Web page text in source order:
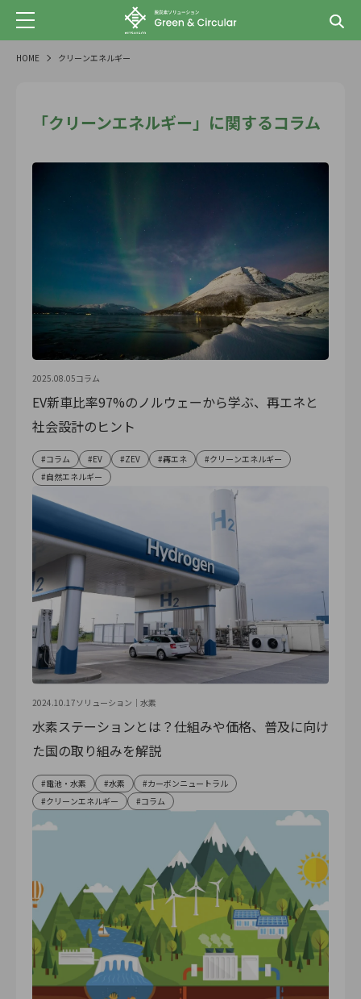
HOME クリーンエネルギー
「クリーンエネルギー」に関するコラム
2025.08.05コラム
EV新車比率97%のノルウェーから学ぶ、再エネと
社会設計のヒント
コラム EV ZEV 再エネ
クリーンエネルギー
自然エネルギー
2024.10.17ソリューション｜ 水素
水素ステーションとは？仕組みや価格、普及に向け
た国の取り組みを解説
電池・水素 水素
カーボンニュートラル
クリーンエネルギー
コラム